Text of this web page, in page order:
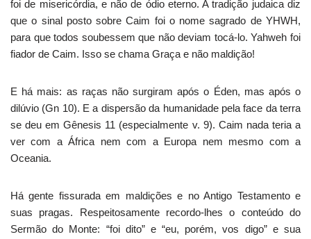
foi de misericórdia, e não de ódio eterno. A tradição judaica diz
que o sinal posto sobre Caim foi o nome sagrado de YHWH,
para que todos soubessem que não deviam tocá-lo. Yahweh foi
fiador de Caim. Isso se chama Graça e não maldição!
E há mais: as raças não surgiram após o Éden, mas após o
dilúvio (Gn 10). E a dispersão da humanidade pela face da terra
se deu em Gênesis 11 (especialmente v. 9). Caim nada teria a
ver com a África nem com a Europa nem mesmo com a
Oceania.
Há gente fissurada em maldições e no Antigo Testamento e
suas pragas. Respeitosamente recordo-lhes o conteúdo do
Sermão do Monte: “foi dito” e “eu, porém, vos digo” e sua